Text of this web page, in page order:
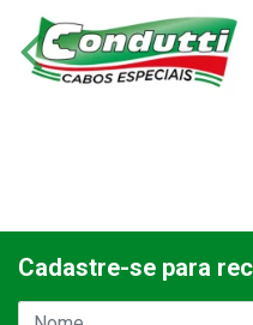
Cadastre-se para